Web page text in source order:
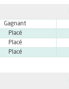
Gagnant
Placé
Placé
Placé